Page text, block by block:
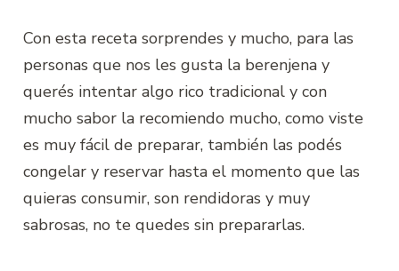
Con esta receta sorprendes y mucho, para las
personas que nos les gusta la berenjena y
querés intentar algo rico tradicional y con
mucho sabor la recomiendo mucho, como viste
es muy fácil de preparar, también las podés
congelar y reservar hasta el momento que las
quieras consumir, son rendidoras y muy
sabrosas, no te quedes sin prepararlas.